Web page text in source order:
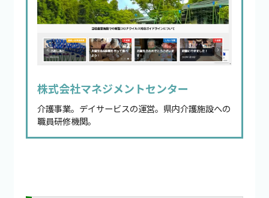
株式会社マネジメントセンター
介護事業。デイサービスの運営。県内介護施設への
職員研修機関。